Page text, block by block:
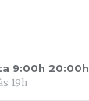
9:00h 20:00h
19h